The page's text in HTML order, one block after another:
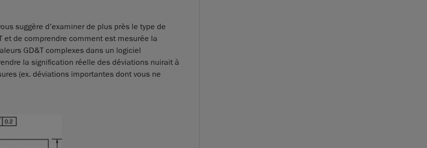
suggère d’examiner de plus près le type de
et de comprendre comment est mesurée la
GD&T complexes dans un logiciel
la signification réelle des déviations nuirait à
(ex. déviations importantes dont vous ne